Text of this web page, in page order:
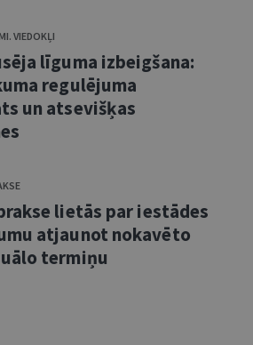
VIEDOKĻI
līguma izbeigšana:
regulējuma
un atsevišķas
lietās par iestādes
atjaunot nokavēto
termiņu